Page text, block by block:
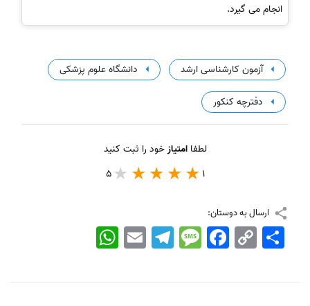
انجام می گیرد.
آزمون کارشناسی ارشد دانشگاه علوم پزشکی
دفترچه کنکور
لطفاامتیازخود را ثبت کنید
1
5
ارسال به دوستان:
WhatsApp EmailTelegramMessageFacebook Copy
Link
اشتراک